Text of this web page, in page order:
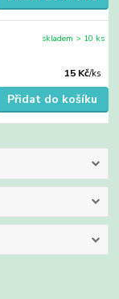
15 Kč/ks
skladem > 10 ks
Přidat do košíku